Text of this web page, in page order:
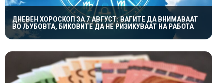
ДНЕВЕН ХОРОСКОП ЗА 7 АВГУСТ: ВАГИТЕ ДА ВНИМАВААТ
ВО ЉУБОВТА, БИКОВИТЕ ДА НЕ РИЗИКУВААТ НА РАБОТА